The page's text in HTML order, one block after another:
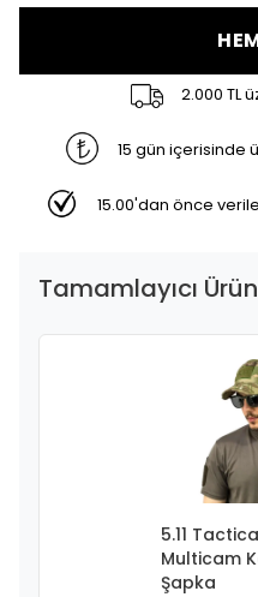
2.000 TL
15 gün içerisinde
15.00'dan önce
Tamamlayıcı
5.11
Multicam
Şapka